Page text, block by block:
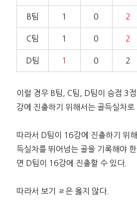
B팀 1 0 2
C팀 1 0 2
D팀 1 0 2
이럴 경우 B팀, C팀, D팀이 승점 3
강에 진출하기 위해서는 골득실차로
따라서 D팀이 16강에 진출하기 위
득실차를 뛰어넘는 골을 기록해야
면 D팀이 16강에 진출할 수 있다.
따라서 보기 ㄹ은 옳지 않다.